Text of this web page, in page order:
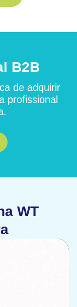
B2B
de adquirir
profissional
WT